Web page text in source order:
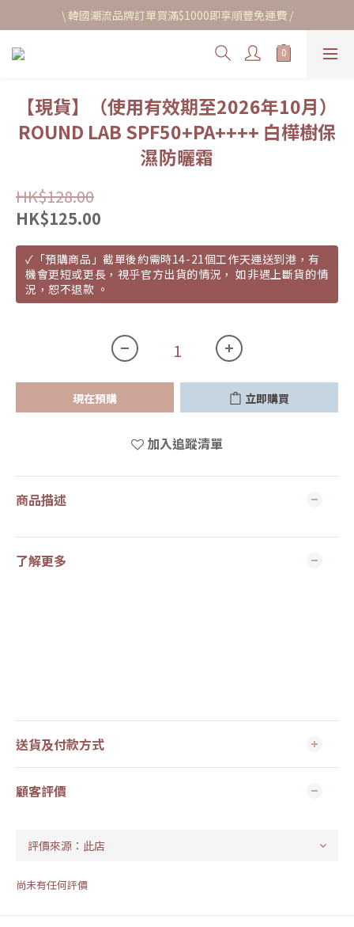
\ 韓國潮流品牌訂單買滿$1000即享順豐免運費 /
【現貨】（使用有效期至2026年10月）
ROUND LAB SPF50+PA++++ 白樺樹保
濕防曬霜
HK$128.00
HK$125.00
✓「預購商品」截單後約需時14-21個工作天運送到港，有
機會更短或更長，視乎官方出貨的情況， 如非遇上斷貨的情
況，恕不退款 。
現在預購 立即購買
加入追蹤清單
商品描述
了解更多
送貨及付款方式
顧客評價
尚未有任何評價